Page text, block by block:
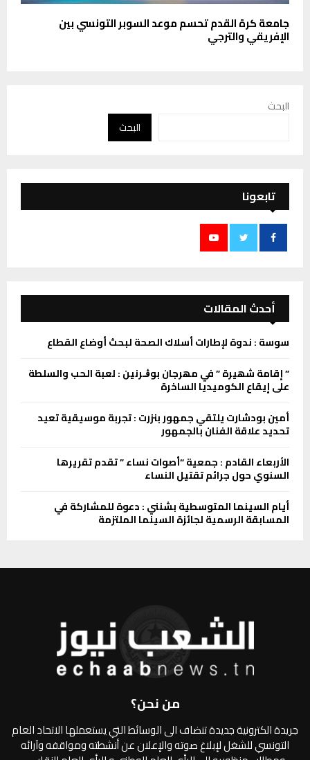
جامعة كرة القدم تحسم موعد السوبر التونسي بين
الإفريقي والترجي
البحث
البحث
تابعونا
أحدث المقالات
سوسة : ندوة لإطارات أسلاك الصحة لبحث أوضاع القطاع
” إقامة شھیرة ” في مھرجان بوڨـرنین : لعبة الحب والسلطة
على إیقاع الكومیدیا الساخرة
أمين بودشارت يلتقي جمهور بنزرت : تجربة موسيقية تعيد
تحديد علاقة الفنان بالجمهور
الأربعاء القادم : جمعية “أصوات نساء ” تقدم تقريرها
السنوي حول جرائم تقتيل النساء
أيام السينما المتوسطية بشنني : دعوة للمشاركة في
المسابقة الرسمية لجائزة السينما الملتزمة
من نحن؟
جريدة الكترونية جديدة تنضاف الى الوسائط التي يستعملها الاتحاد العام
التونسي للشغل لإبلاغ صوته والإعلان عن أنشطته ومواقفه وآرائه